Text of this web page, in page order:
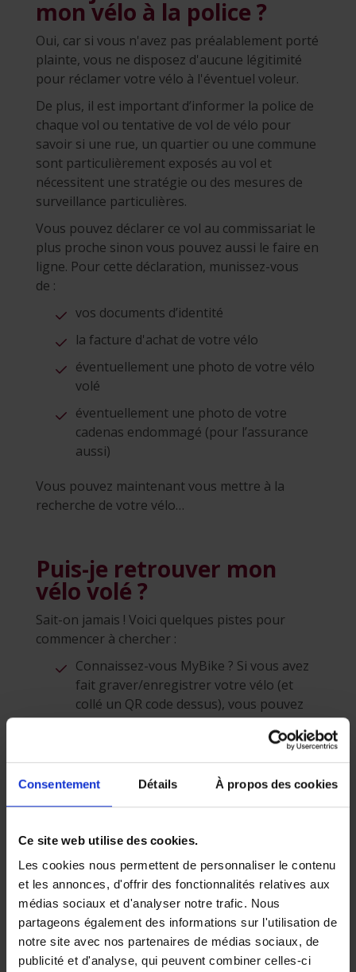
Consentement Détails À propos des cookies
Ce site web utilise des cookies.
Les cookies nous permettent de personnaliser le contenu
et les annonces, d'offrir des fonctionnalités relatives aux
médias sociaux et d'analyser notre trafic. Nous
partageons également des informations sur l'utilisation de
notre site avec nos partenaires de médias sociaux, de
publicité et d'analyse, qui peuvent combiner celles-ci
mon vélo à la police ?
Oui, car si vous n'avez pas préalablement porté
plainte, vous ne disposez d'aucune légitimité
pour réclamer votre vélo à l'éventuel voleur.
De plus, il est important d’informer la police de
chaque vol ou tentative de vol de vélo pour
savoir si une rue, un quartier ou une commune
sont particulièrement exposés au vol et
nécessitent une stratégie ou des mesures de
surveillance particulières.
Vous pouvez déclarer ce vol au commissariat le
plus proche sinon vous pouvez aussi le faire en
ligne. Pour cette déclaration, munissez-vous
de :
vos documents d’identité
la facture d'achat de votre vélo
éventuellement une photo de votre vélo
volé
éventuellement une photo de votre
cadenas endommagé (pour l’assurance
aussi)
Vous pouvez maintenant vous mettre à la
recherche de votre vélo…
Puis-je retrouver mon
vélo volé ?
Sait-on jamais ! Voici quelques pistes pour
commencer à chercher :
Connaissez-vous MyBike ? Si vous avez
fait graver/enregistrer votre vélo (et
collé un QR code dessus), vous pouvez
utiliser le siteMyBikepour signaler le
vol et spécifier des infos comme la date
et le lieu du vol. Si par chance quelqu’un
le retrouve et scanne le QR code, il
d’écho très sonores ! Signalez le vol de
votre vélo avec photo et description sur
votre profil, lieu et moment du vol puis
partagez ce post dans les groupes
dédiés au vélo, par exemple :vélos volés
belgique ouVeloflic Polbru...
Cherchez sur les sites de vente